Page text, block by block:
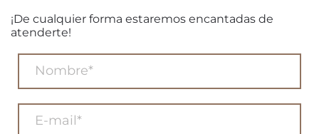
¡De cualquier forma estaremos encantadas de
atenderte!